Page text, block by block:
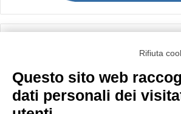
Importo netto (€):
Rifiuta
Questo sito web
dati personali dei